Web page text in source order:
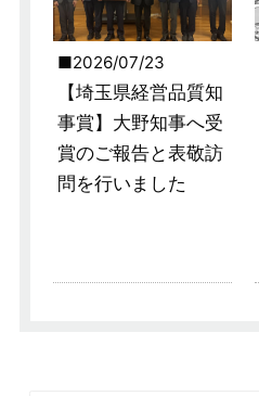
2026/07/23
【埼玉県経営品質知
事賞】大野知事へ受
賞のご報告と表敬訪
問を行いました